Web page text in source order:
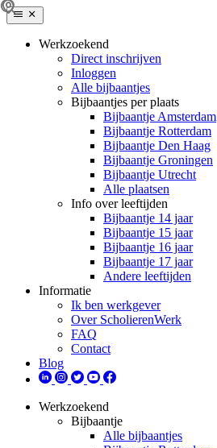
Werkzoekend
Direct inschrijven
Inloggen
Alle bijbaantjes
Bijbaantjes per plaats
Bijbaantje Amsterdam
Bijbaantje Rotterdam
Bijbaantje Den Haag
Bijbaantje Groningen
Bijbaantje Utrecht
Alle plaatsen
Info over leeftijden
Bijbaantje 14 jaar
Bijbaantje 15 jaar
Bijbaantje 16 jaar
Bijbaantje 17 jaar
Andere leeftijden
Informatie
Ik ben werkgever
Over ScholierenWerk
FAQ
Contact
Blog
Werkzoekend
Bijbaantje
Alle bijbaantjes